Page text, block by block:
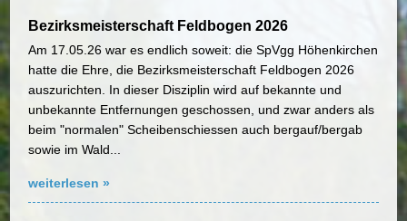
Bezirksmeisterschaft Feldbogen 2026
Am 17.05.26 war es endlich soweit: die SpVgg Höhenkirchen
hatte die Ehre, die Bezirksmeisterschaft Feldbogen 2026
auszurichten. In dieser Disziplin wird auf bekannte und
unbekannte Entfernungen geschossen, und zwar anders als
beim "normalen" Scheibenschiessen auch bergauf/bergab
sowie im Wald...
weiterlesen »